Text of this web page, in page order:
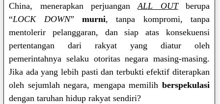
China, menerapkan perjuanganALL OUTberupa
“LOCK DOWN” murni, tanpa kompromi, tanpa
mentolerir pelanggaran, dan siap atas konsekuensi
pertentangan dari rakyat yang diatur oleh
pemerintahnya selaku otoritas negara masing-masing.
Jika ada yang lebih pasti dan terbukti efektif diterapkan
oleh sejumlah negara, mengapa memilih berspekulasi
dengan taruhan hidup rakyat sendiri?